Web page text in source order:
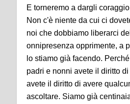
E torneremo a dargli
Non c'è niente da cui ci
noi che dobbiamo liberarci
onnipresenza opprimente, a
lo stiamo già facendo.
padri e nonni avete il diritto
avete il diritto di avere
ascoltare. Siamo già